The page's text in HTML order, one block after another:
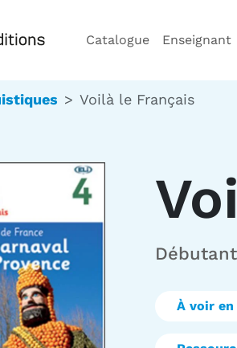
Catalogue Enseignant
Voilà le Français
À voir en